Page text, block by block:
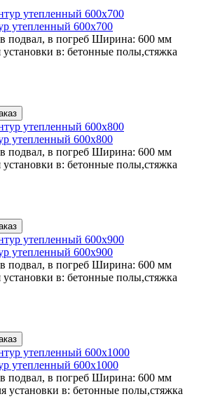
утепленный 600х700
подвал, в погреб Ширина: 600 мм
в: бетонные полы,стяжка
утепленный 600х800
подвал, в погреб Ширина: 600 мм
в: бетонные полы,стяжка
утепленный 600х900
подвал, в погреб Ширина: 600 мм
в: бетонные полы,стяжка
утепленный 600х1000
подвал, в погреб Ширина: 600 мм
установки в: бетонные полы,стяжка